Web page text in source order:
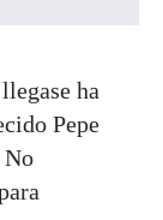
ha
Pepe
No